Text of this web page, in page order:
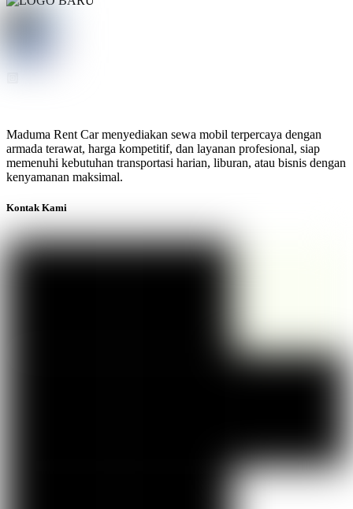
Maduma Rent Car menyediakan sewa mobil terpercaya dengan
armada terawat, harga kompetitif, dan layanan profesional, siap
memenuhi kebutuhan transportasi harian, liburan, atau bisnis dengan
kenyamanan maksimal.
Kontak Kami